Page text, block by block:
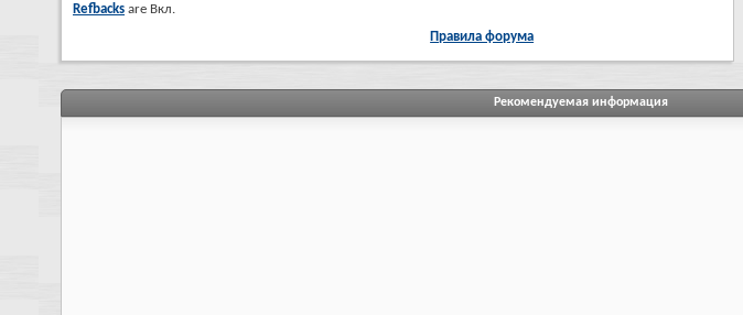
Refbacks are Вкл.
Правила форума
Рекомендуемая информация